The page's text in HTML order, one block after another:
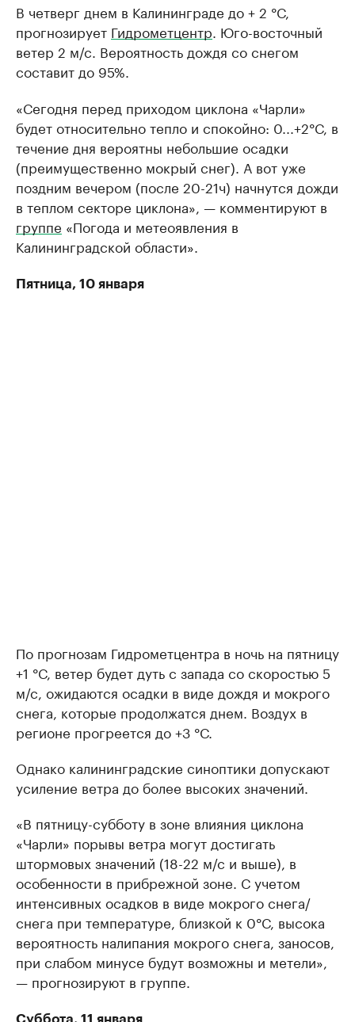
В четверг днем в Калининграде до + 2 °С,
прогнозирует Гидрометцентр . Юго-восточный
ветер 2 м/с. Вероятность дождя со снегом
составит до 95%.
«Сегодня перед приходом циклона «Чарли»
будет относительно тепло и спокойно: 0...+2°С, в
течение дня вероятны небольшие осадки
(преимущественно мокрый снег). А вот уже
поздним вечером (после 20-21ч) начнутся дожди
в теплом секторе циклона», — комментируют в
группе «Погода и метеоявления в
Калининградской области».
Пятница, 10 января
По прогнозам Гидрометцентра в ночь на пятницу
+1 °С, ветер будет дуть с запада со скоростью 5
м/с, ожидаются осадки в виде дождя и мокрого
снега, которые продолжатся днем. Воздух в
регионе прогреется до +3 °С.
Однако калининградские синоптики допускают
усиление ветра до более высоких значений.
«В пятницу-субботу в зоне влияния циклона
«Чарли» порывы ветра могут достигать
штормовых значений (18-22 м/с и выше), в
особенности в прибрежной зоне. С учетом
интенсивных осадков в виде мокрого снега/
снега при температуре, близкой к 0°С, высока
вероятность налипания мокрого снега, заносов,
при слабом минусе будут возможны и метели»,
— прогнозируют в группе.
Суббота, 11 января